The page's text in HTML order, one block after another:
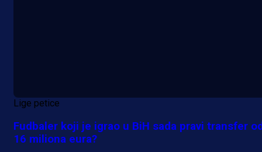
Lige petice
Fudbaler koji je igrao u BiH sada pravi transfer
16 miliona eura?